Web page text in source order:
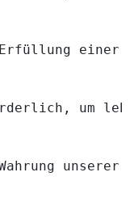
einer
um